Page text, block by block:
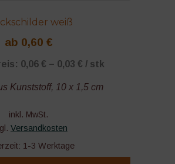
weiß
ab 0,60 €
0,06€ – 0,03€ / stk
Kunststoff, 10 x 1,5 cm
inkl. MwSt.
Versandkosten
1-3 Werktage